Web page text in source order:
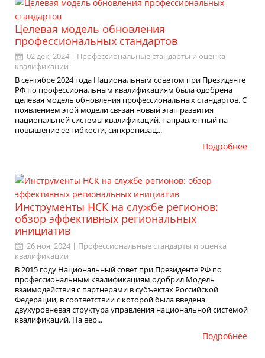
Целевая модель обновления
профессиональных стандартов
02 дек, 2024 | Профессиональные стандарты и оценка
квалификации
В сентябре 2024 года Национальным советом при Президенте
РФ по профессиональным квалификациям была одобрена
целевая модель обновления профессиональных стандартов. С
появлением этой модели связан новый этап развития
национальной системы квалификаций, направленный на
повышение ее гибкости, синхронизац...
Подробнее
Инструменты НСК на службе регионов:
обзор эффективных региональных
инициатив
26 ноя, 2024 | Профессиональные стандарты и оценка
квалификации
В 2015 году Национальный совет при Президенте РФ по
профессиональным квалификациям одобрил Модель
взаимодействия с партнерами в субъектах Российской
Федерации, в соответствии с которой была введена
двухуровневая структура управления национальной системой
квалификаций. На вер...
Подробнее